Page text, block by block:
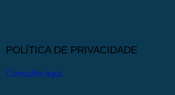
POLÍTICA DE PRIVACIDADE
Consulte aqui.